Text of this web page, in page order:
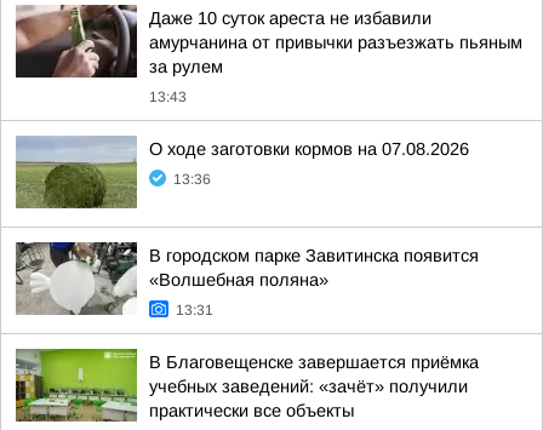
Даже 10 суток ареста не избавили
амурчанина от привычки разъезжать пьяным
за рулем
13:43
О ходе заготовки кормов на 07.08.2026
13:36
В городском парке Завитинска появится
«Волшебная поляна»
13:31
В Благовещенске завершается приёмка
учебных заведений: «зачёт» получили
практически все объекты